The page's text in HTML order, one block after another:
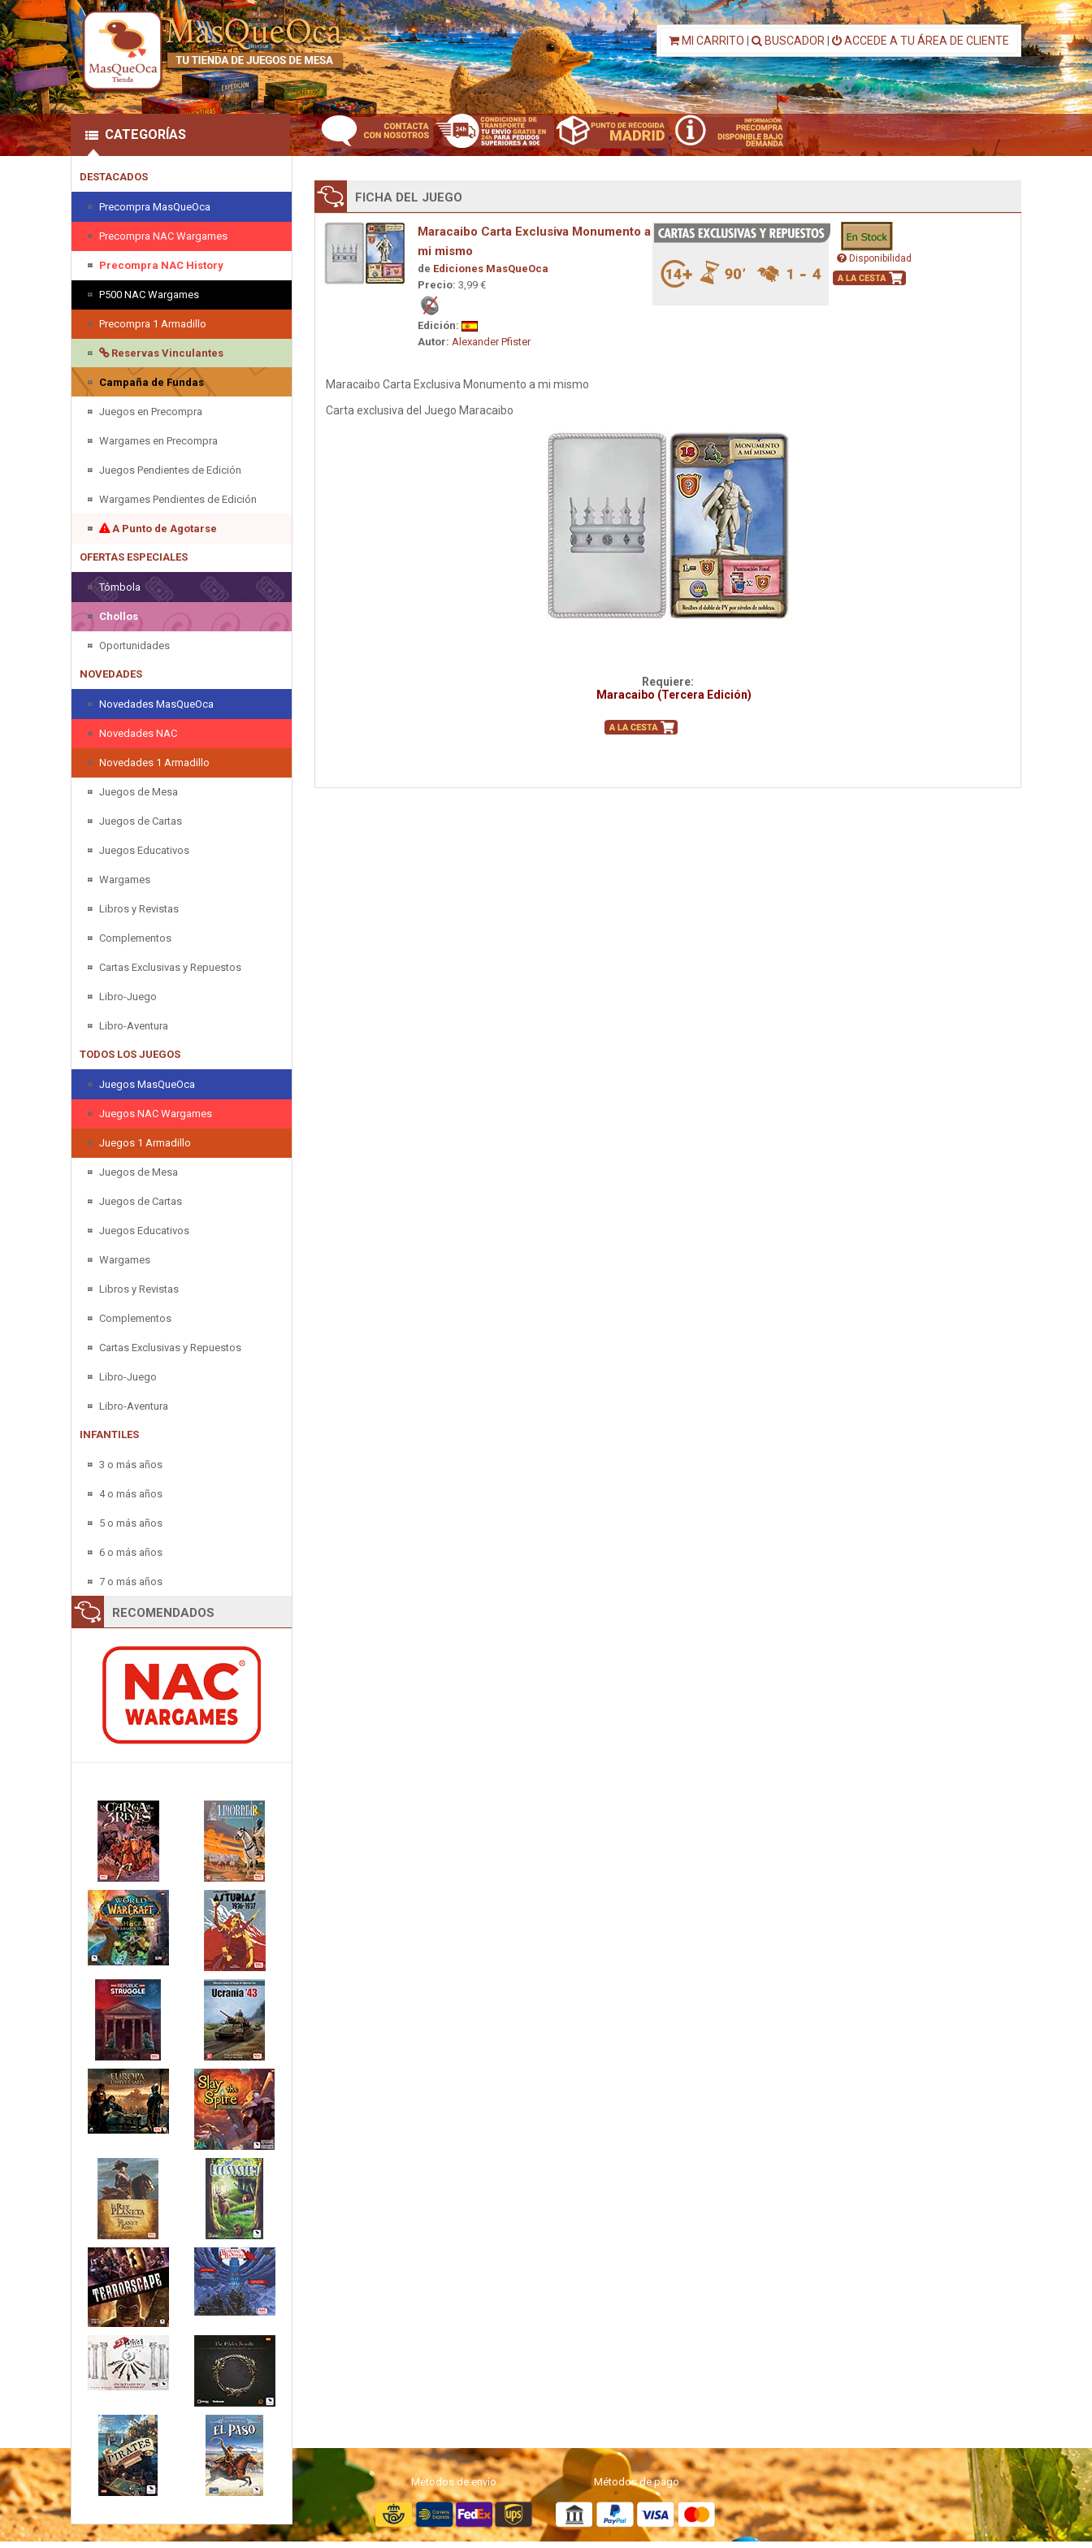
MI CARRITO BUSCADOR ACCEDE A TU ÁREA DE CLIENTE
CATEGORÍAS
DESTACADOS
Precompra MasQueOca
Precompra NAC Wargames
Precompra NAC History
P500 NAC Wargames
Precompra 1 Armadillo
Reservas Vinculantes
Campaña de Fundas
Juegos en Precompra
Wargames en Precompra
Juegos Pendientes de Edición
Wargames Pendientes de Edición
A Punto de Agotarse
OFERTAS ESPECIALES
Tómbola
Chollos
Oportunidades
NOVEDADES
Novedades MasQueOca
Novedades NAC
Novedades 1 Armadillo
Juegos de Mesa
Juegos de Cartas
Juegos Educativos
Wargames
Libros y Revistas
Complementos
Cartas Exclusivas y Repuestos
Libro-Juego
Libro-Aventura
TODOS LOS JUEGOS
Juegos MasQueOca
Juegos NAC Wargames
Juegos 1 Armadillo
Juegos de Mesa
Juegos de Cartas
Juegos Educativos
Wargames
Libros y Revistas
Complementos
Cartas Exclusivas y Repuestos
Libro-Juego
Libro-Aventura
INFANTILES
3 o más años
4 o más años
5 o más años
6 o más años
7 o más años
RECOMENDADOS
FICHA DEL JUEGO
Maracaibo Carta Exclusiva Monumento a
mi mismo
de Ediciones MasQueOca
Precio: 3,99 €
Edición:
Autor: Alexander Pfister
Disponibilidad
Maracaibo Carta Exclusiva Monumento a mi mismo
Carta exclusiva del Juego Maracaibo
Requiere:
Maracaibo (Tercera Edición)
Métodos de envío Métodos de pago